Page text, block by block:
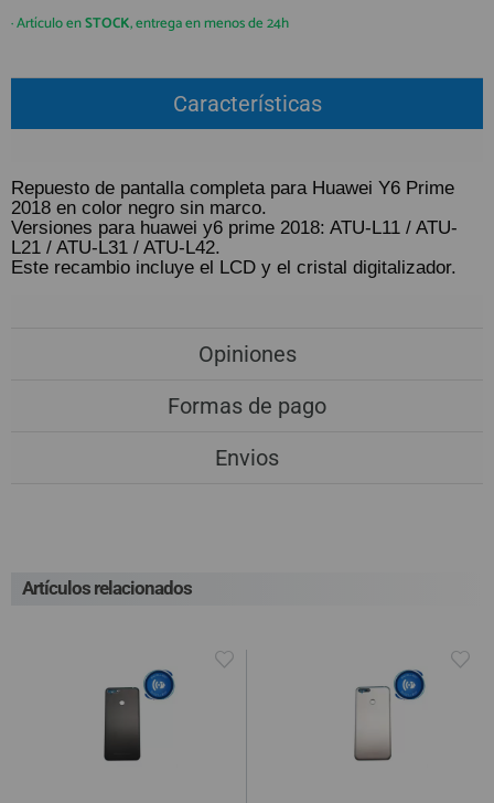
GUÍA DE COMPRA
(+34)912 477 744
Lunes a Viernes 09:30h a 20:00h
También atendemos Whatsapp
info@preciosadictos.com
REGISTRO PROFESIONAL
· Artículo enSTOCK, entrega en menos de 24h
Características
Repuesto de pantalla completa para Huawei Y6 Prime
2018 en color negro sin marco.
Versiones para huawei y6 prime 2018: ATU-L11 / ATU-
L21 / ATU-L31 / ATU-L42.
Este recambio incluye el LCD y el cristal digitalizador.
Opiniones
Formas de pago
Envios
Artículos relacionados